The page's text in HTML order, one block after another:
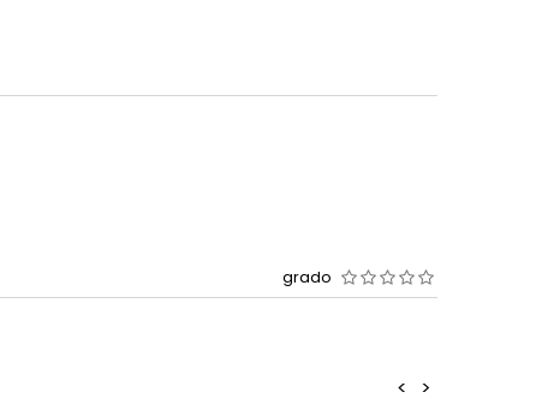
grado
>
<